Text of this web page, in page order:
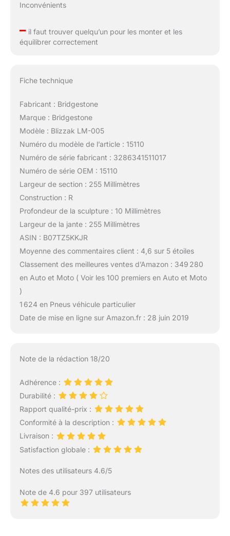
Inconvénients
–il faut trouver quelqu’un pour les monter et les
équilibrer correctement
Fiche technique
Fabricant : Bridgestone
Marque : Bridgestone
Modèle : Blizzak LM-005
Numéro du modèle de l’article : 15110
Numéro de série fabricant : 3286341511017
Numéro de série OEM : 15110
Largeur de section : 255 Millimètres
Construction : R
Profondeur de la sculpture : 10 Millimètres
Largeur de la jante : 255 Millimètres
ASIN : B07TZ5KKJR
Moyenne des commentaires client : 4,6 sur 5 étoiles
Classement des meilleures ventes d’Amazon : 349 280
en Auto et Moto ( Voir les 100 premiers en Auto et Moto
)
1 624 en Pneus véhicule particulier
Date de mise en ligne sur Amazon.fr : 28 juin 2019
Note de la rédaction 18/20
Adhérence :
Durabilité :
Rapport qualité-prix :
Conformité à la description :
Livraison :
Satisfaction globale :
Notes des utilisateurs 4.6/5
Note de 4.6 pour 397 utilisateurs